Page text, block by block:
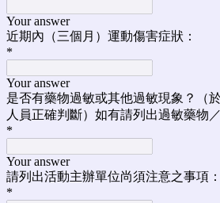
Your answer
近期內（三個月）運動傷害症狀：
*
Your answer
是否有藥物過敏或其他過敏現象？（
人員正確判斷）如有請列出過敏藥物
*
Your answer
請列出活動主辦單位尚須注意之事項：
*